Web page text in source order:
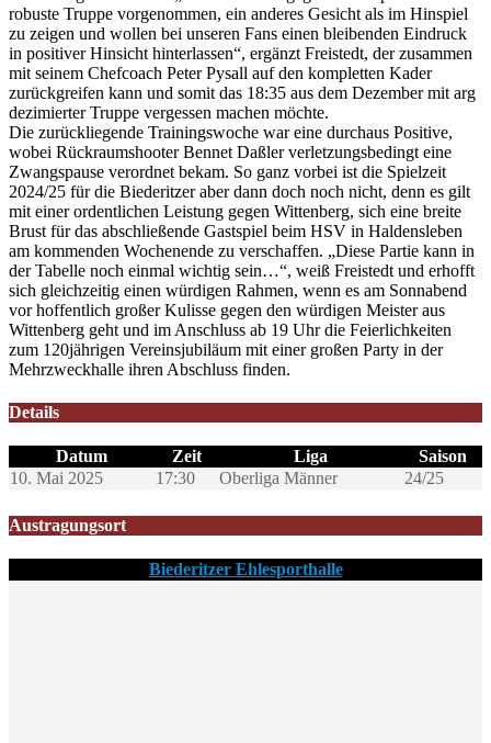
robuste Truppe vorgenommen, ein anderes Gesicht als im Hinspiel
zu zeigen und wollen bei unseren Fans einen bleibenden Eindruck
in positiver Hinsicht hinterlassen“, ergänzt Freistedt, der zusammen
mit seinem Chefcoach Peter Pysall auf den kompletten Kader
zurückgreifen kann und somit das 18:35 aus dem Dezember mit arg
dezimierter Truppe vergessen machen möchte.
Die zurückliegende Trainingswoche war eine durchaus Positive,
wobei Rückraumshooter Bennet Daßler verletzungsbedingt eine
Zwangspause verordnet bekam. So ganz vorbei ist die Spielzeit
2024/25 für die Biederitzer aber dann doch noch nicht, denn es gilt
mit einer ordentlichen Leistung gegen Wittenberg, sich eine breite
Brust für das abschließende Gastspiel beim HSV in Haldensleben
am kommenden Wochenende zu verschaffen. „Diese Partie kann in
der Tabelle noch einmal wichtig sein…“, weiß Freistedt und erhofft
sich gleichzeitig einen würdigen Rahmen, wenn es am Sonnabend
vor hoffentlich großer Kulisse gegen den würdigen Meister aus
Wittenberg geht und im Anschluss ab 19 Uhr die Feierlichkeiten
zum 120jährigen Vereinsjubiläum mit einer großen Party in der
Mehrzweckhalle ihren Abschluss finden.
Details
Datum Zeit Liga
Saison
10. Mai 2025
17:30 Oberliga Männer 24/25
Austragungsort
Biederitzer Ehlesporthalle